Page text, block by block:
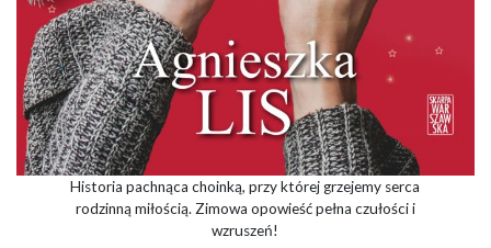
Historia pachnąca choinką, przy której grzejemy serca
rodzinną miłością. Zimowa opowieść pełna czułości i
wzruszeń!